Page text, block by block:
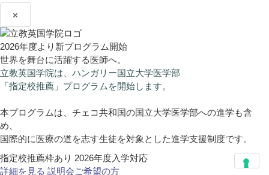
×
2026年度より新プログラム開始
世界を舞台に活躍する医師へ。
立教英国学院は、ハンガリー国立大学医学部
「指定校推薦」プログラムを開始します。
本プログラムは、チェコ共和国の国立大学医学部への進学も含
め、
国際的に医療の道を志す生徒を対象とした進学支援制度です。
指定校推薦枠あり 2026年度入学対応
詳細を見る 説明会ご希望の方